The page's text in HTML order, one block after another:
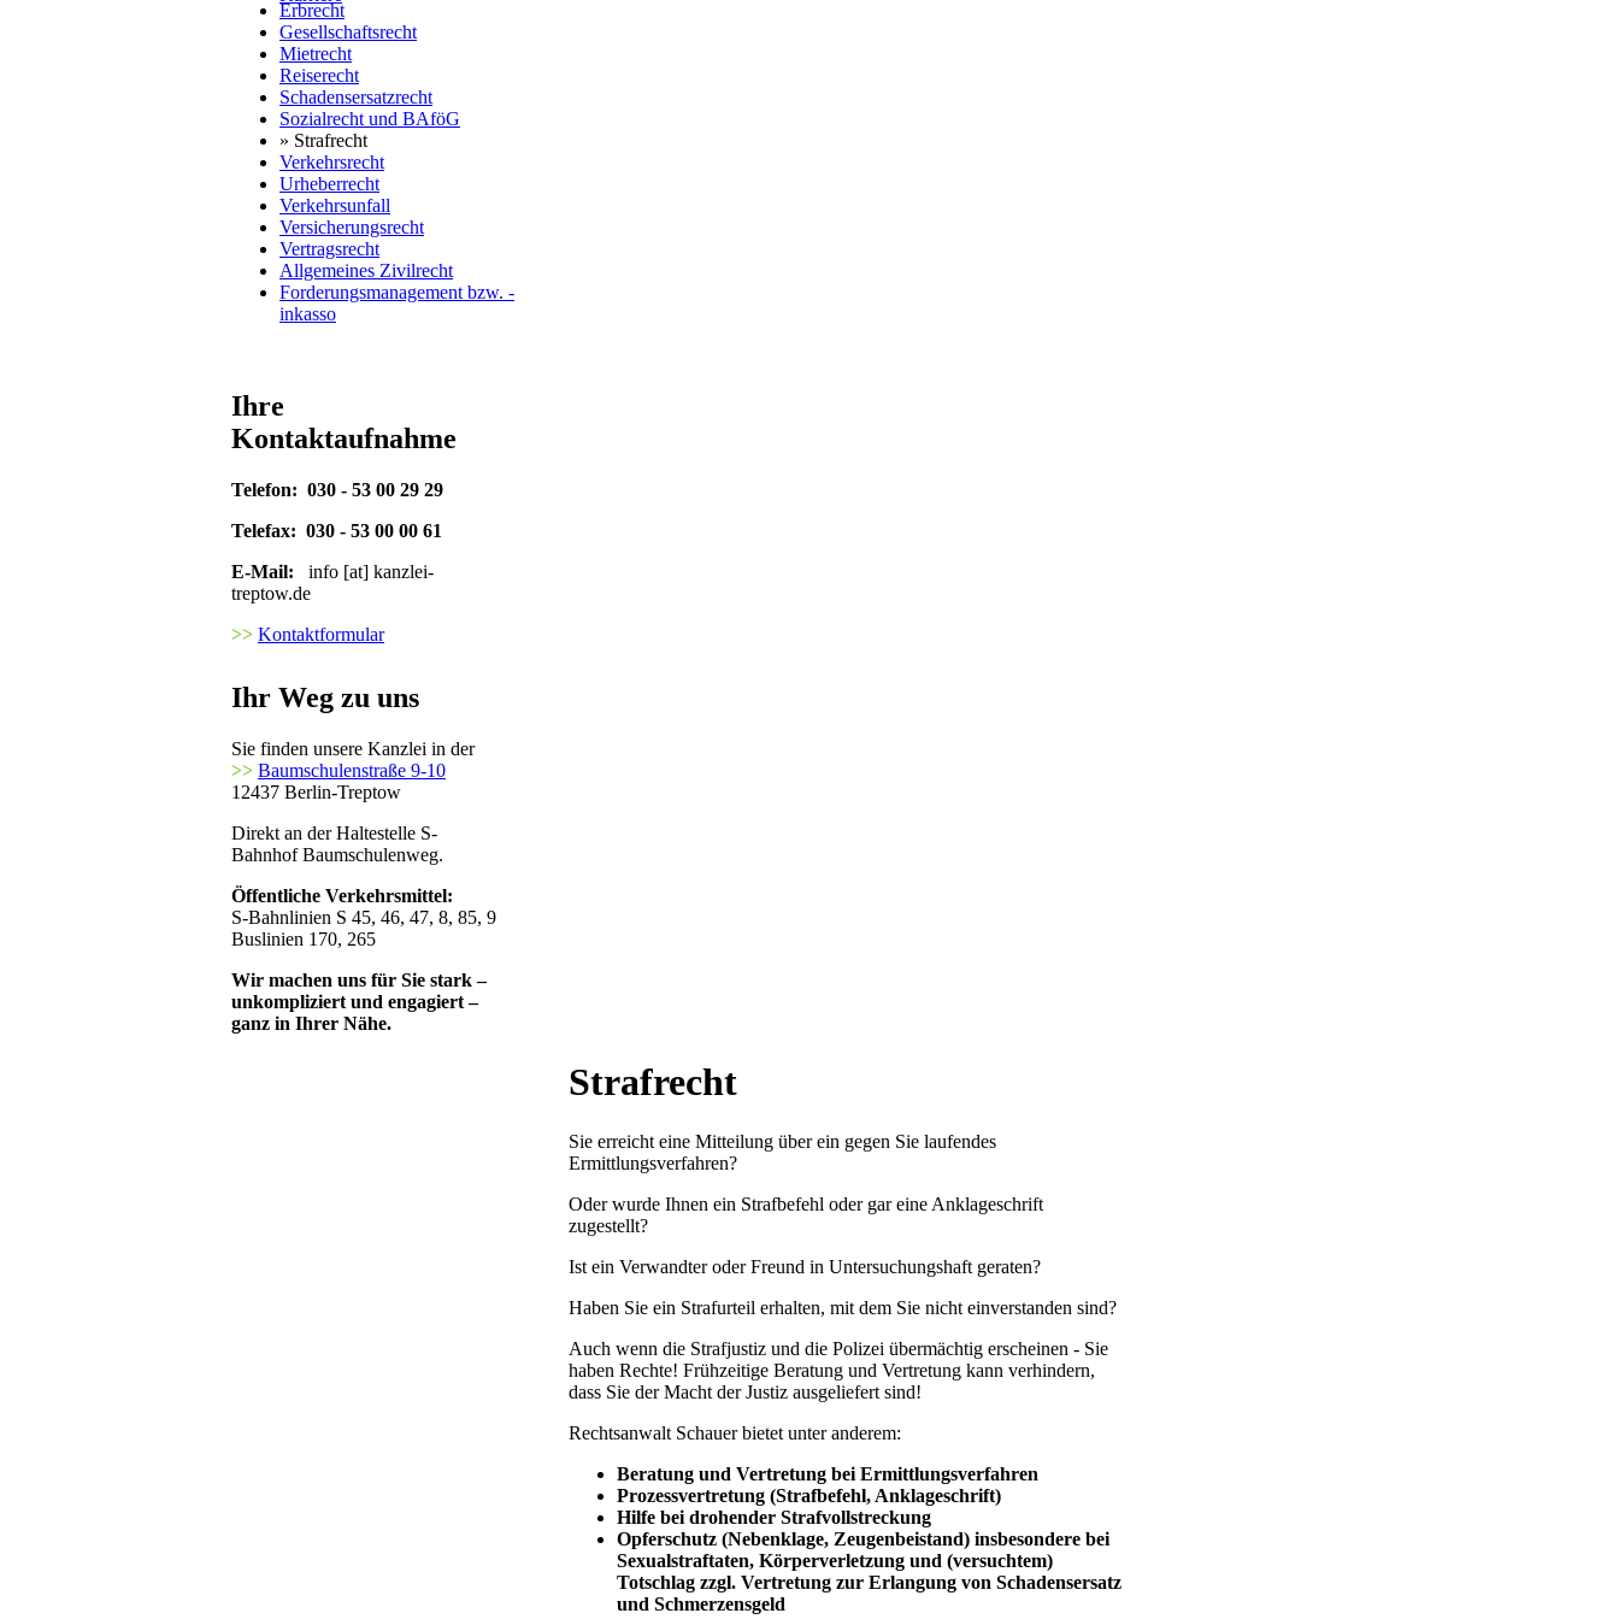
Erbrecht
Gesellschaftsrecht
Mietrecht
Reiserecht
Schadensersatzrecht
Sozialrecht und BAföG
» Strafrecht
Verkehrsrecht
Urheberrecht
Verkehrsunfall
Versicherungsrecht
Vertragsrecht
Allgemeines Zivilrecht
Forderungsmanagement bzw. -
inkasso
Ihre
Kontaktaufnahme
Telefon: 030 - 53 00 29 29
Telefax: 030 - 53 00 00 61
E-Mail:
info [at] kanzlei-
treptow.de
>> Kontaktformular
Ihr Weg zu uns
Sie finden unsere Kanzlei in der
>> Baumschulenstraße 9-10
12437 Berlin-Treptow
Direkt an der Haltestelle S-
Bahnhof Baumschulenweg.
Öffentliche Verkehrsmittel:
S-Bahnlinien S 45, 46, 47, 8, 85, 9
Buslinien 170, 265
Wir machen uns für Sie stark –
unkompliziert und engagiert –
ganz in Ihrer Nähe.
Strafrecht
Sie erreicht eine Mitteilung über ein gegen Sie laufendes
Ermittlungsverfahren?
Oder wurde Ihnen ein Strafbefehl oder gar eine Anklageschrift
zugestellt?
Ist ein Verwandter oder Freund in Untersuchungshaft geraten?
Haben Sie ein Strafurteil erhalten, mit dem Sie nicht einverstanden sind?
Auch wenn die Strafjustiz und die Polizei übermächtig erscheinen - Sie
haben Rechte! Frühzeitige Beratung und Vertretung kann verhindern,
dass Sie der Macht der Justiz ausgeliefert sind!
Rechtsanwalt Schauer bietet unter anderem:
Beratung und Vertretung bei Ermittlungsverfahren
Prozessvertretung (Strafbefehl, Anklageschrift)
Hilfe bei drohender Strafvollstreckung
Opferschutz (Nebenklage, Zeugenbeistand) insbesondere bei
Sexualstraftaten, Körperverletzung und (versuchtem)
Totschlag zzgl. Vertretung zur Erlangung von Schadensersatz
und Schmerzensgeld